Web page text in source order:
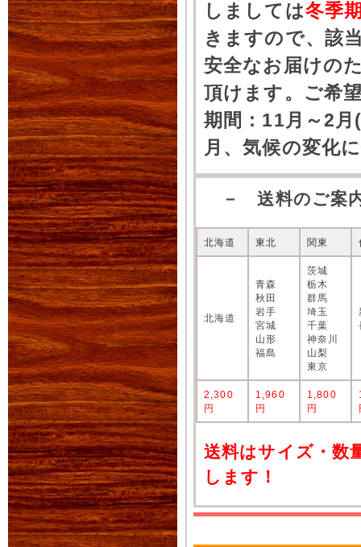
しましては冬季
きますので、該
安全なお届けの
頂けます。ご希
期間：11月～2
月、気候の変化
－ 送料のご案
北海道 東北 関東
北海道
青森
秋田
岩手
宮城
山形
福島
茨城
栃木
群馬
埼玉
千葉
神奈川
山梨
東京
2,300
円
1,960
円
1,800
円
送料はサイズ・数
します！